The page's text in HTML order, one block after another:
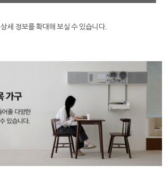
상세 정보를 확대해 보실 수 있습니다.